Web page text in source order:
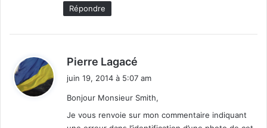
Répondre
Pierre Lagacé
:
juin 19, 2014 à 5:07 am
Bonjour Monsieur Smith,
Je vous renvoie sur mon commentaire indiquant